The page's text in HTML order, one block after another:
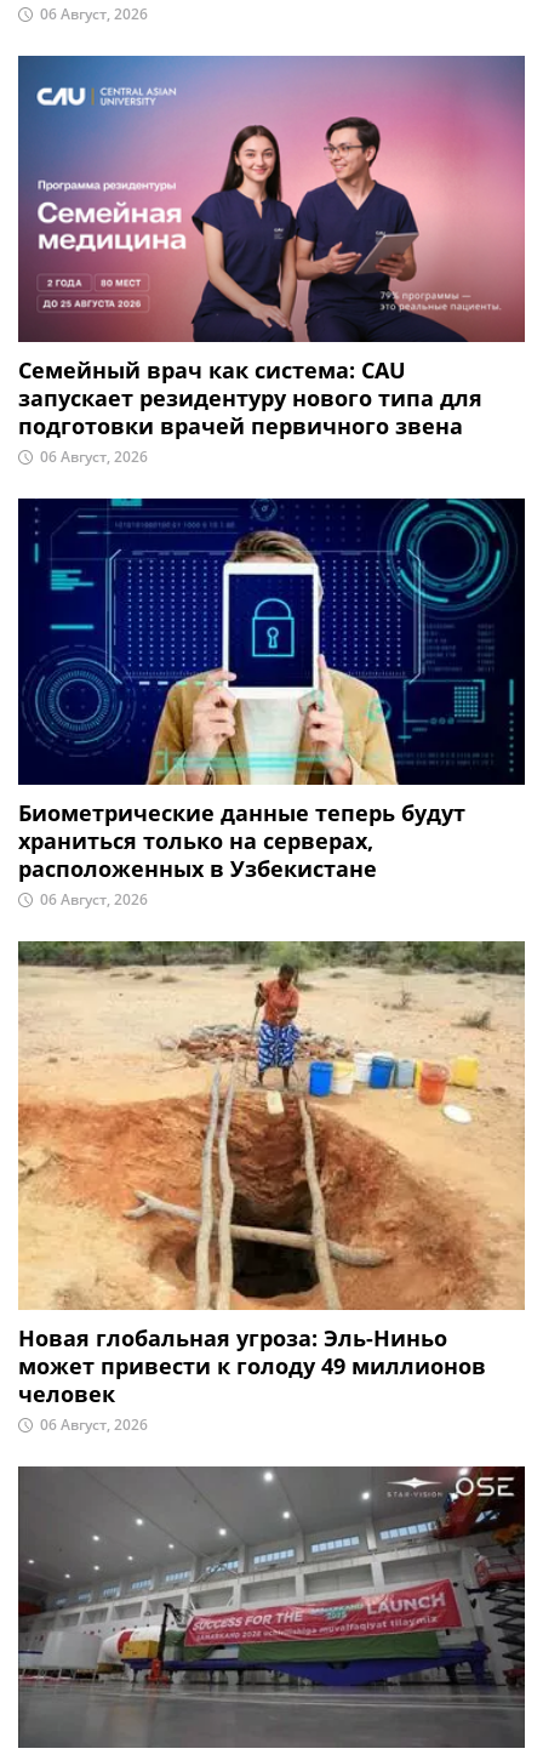
06 Август, 2026
Семейный врач как система: CAU
запускает резидентуру нового типа для
подготовки врачей первичного звена
06 Август, 2026
Биометрические данные теперь будут
храниться только на серверах,
расположенных в Узбекистане
06 Август, 2026
Новая глобальная угроза: Эль-Ниньо
может привести к голоду 49 миллионов
человек
06 Август, 2026